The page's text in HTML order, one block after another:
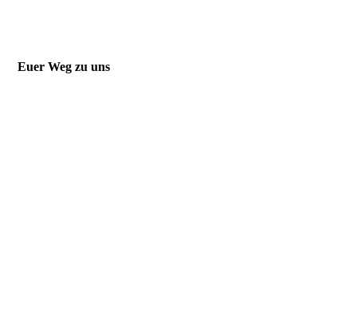
Euer Weg zu uns